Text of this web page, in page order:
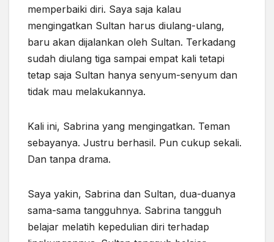
memperbaiki diri. Saya saja kalau
mengingatkan Sultan harus diulang-ulang,
baru akan dijalankan oleh Sultan. Terkadang
sudah diulang tiga sampai empat kali tetapi
tetap saja Sultan hanya senyum-senyum dan
tidak mau melakukannya.
Kali ini, Sabrina yang mengingatkan. Teman
sebayanya. Justru berhasil. Pun cukup sekali.
Dan tanpa drama.
Saya yakin, Sabrina dan Sultan, dua-duanya
sama-sama tangguhnya. Sabrina tangguh
belajar melatih kepedulian diri terhadap